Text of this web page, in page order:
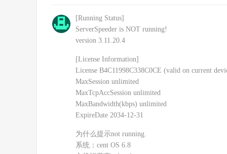
[Running Status]
ServerSpeeder is NOT running!
version 3.11.20.4
[License Information]
License B4C11998C338C0CE (valid on current
MaxSession unlimited
MaxTcpAccSession unlimited
MaxBandwidth(kbps) unlimited
ExpireDate 2034-12-31
为什么提示not running.
系统：cent OS 6.8